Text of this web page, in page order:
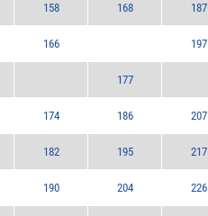
158 168 187
166 197
177
174 186 207
182 195 217
190 204 226